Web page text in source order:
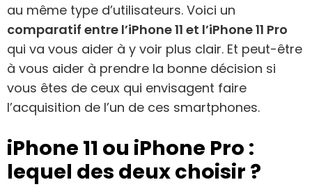
au même type d’utilisateurs. Voici un
comparatif entre l’iPhone 11 et l’iPhone 11 Pro
qui va vous aider à y voir plus clair. Et peut-être
à vous aider à prendre la bonne décision si
vous êtes de ceux qui envisagent faire
l’acquisition de l’un de ces smartphones.
iPhone 11 ou iPhone Pro :
lequel des deux choisir ?